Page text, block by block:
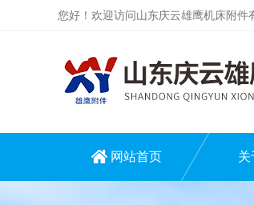
您好！欢迎访问山东庆云雄鹰机床附件
网站首页 关